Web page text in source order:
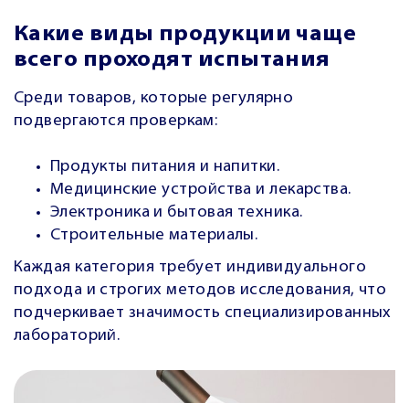
Какие виды продукции чаще
всего проходят испытания
Среди товаров, которые регулярно
подвергаются проверкам:
Продукты питания и напитки.
Медицинские устройства и лекарства.
Электроника и бытовая техника.
Строительные материалы.
Каждая категория требует индивидуального
подхода и строгих методов исследования, что
подчеркивает значимость специализированных
лабораторий.